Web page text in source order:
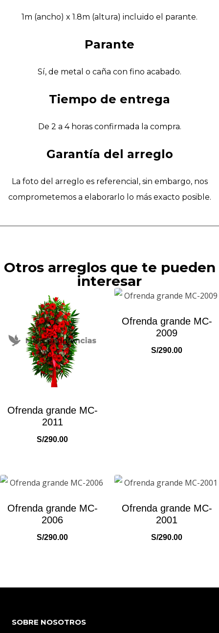
1m (ancho) x 1.8m (altura) incluido el parante.
Parante
Sí, de metal o caña con fino acabado.
Tiempo de entrega
De 2 a 4 horas confirmada la compra.
Garantía del arreglo
La foto del arreglo es referencial, sin embargo, nos
comprometemos a elaborarlo lo más exacto posible.
Otros arreglos que te pueden
interesar
Ofrenda grande MC-
2011
S/290.00
Ofrenda grande MC-
2009
S/290.00
Ofrenda grande MC-
2006
S/290.00
Ofrenda grande MC-
2001
S/290.00
SOBRE NOSOTROS